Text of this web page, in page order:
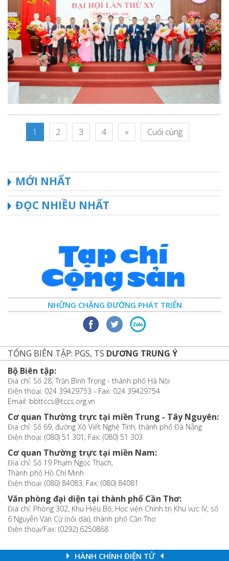
1 2 3 4 » Cuối cùng
MỚI NHẤT
ĐỌC NHIỀU NHẤT
NHỮNG CHẶNG ĐƯỜNG PHÁT TRIỂN
TỔNG BIÊN TẬP: PGS, TS DƯƠNG TRUNG Ý
Bộ Biên tập:
Địa chỉ: Số 28, Trần Bình Trọng - thành phố Hà Nội
Điện thoại: 024 39429753 - Fax: 024 39429754
Email: bbttccs@tccs.org.vn
Cơ quan Thường trực tại miền Trung - Tây Nguyên:
Địa chỉ: Số 69, đường Xô Viết Nghệ Tĩnh, thành phố Đà Nẵng
Điện thoại: (080) 51 301; Fax: (080) 51 303
Cơ quan Thường trực tại miền Nam:
Địa chỉ: Số 19 Phạm Ngọc Thạch,
Thành phố Hồ Chí Minh
Điện thoại: (080) 84083; Fax: (080) 84081
Văn phòng đại diện tại thành phố Cần Thơ:
Địa chỉ: Phòng 302, Khu Hiệu Bộ, Học viện Chính trị Khu vực IV, số
6 Nguyễn Văn Cừ (nối dài), thành phố Cần Thơ
Điện thoại/Fax: (0292) 6250868
HÀNH CHÍNH ĐIỆN TỬ